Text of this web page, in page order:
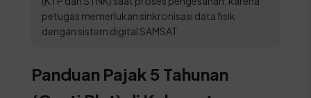
petugas memerlukan sinkronisasi data fisik
dengan sistem digital SAMSAT.
Panduan Pajak 5 Tahunan